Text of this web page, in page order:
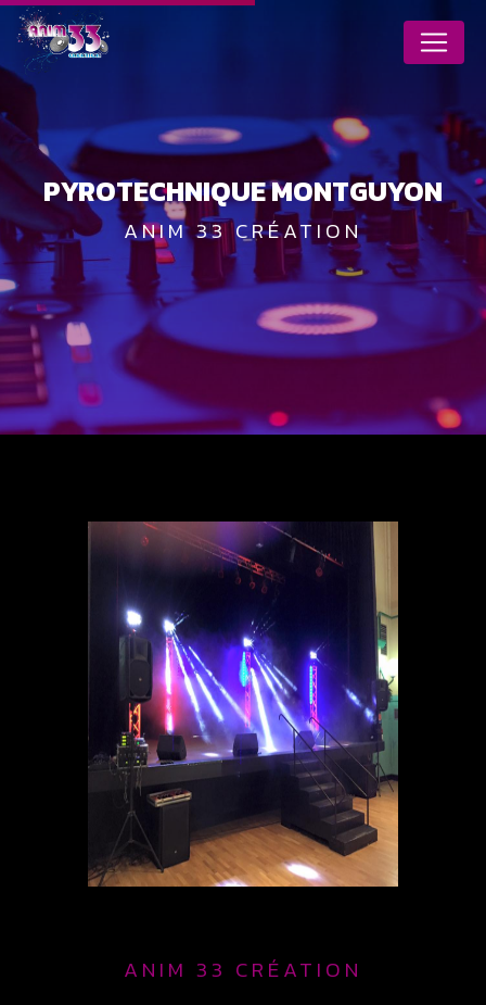
PYROTECHNIQUE MONTGUYON
ANIM 33 CRÉATION
ANIM 33 CRÉATION
Panneau de gestion des cookies